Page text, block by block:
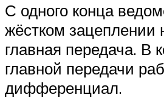
С одного конца
жёстком зацеплении
главная передача. В
главной передачи
дифференциал.